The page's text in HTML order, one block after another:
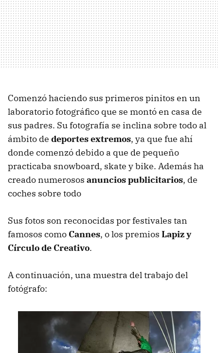
Comenzó haciendo sus primeros pinitos en un
laboratorio fotográfico que se montó en casa de
sus padres. Su fotografía se inclina sobre todo al
ámbito de deportes extremos, ya que fue ahí
donde comenzó debido a que de pequeño
practicaba snowboard, skate y bike. Además ha
creado numerosos anuncios publicitarios, de
coches sobre todo
Sus fotos son reconocidas por festivales tan
famosos como Cannes, o los premios Lapiz y
Círculo de Creativo.
A continuación, una muestra del trabajo del
fotógrafo: